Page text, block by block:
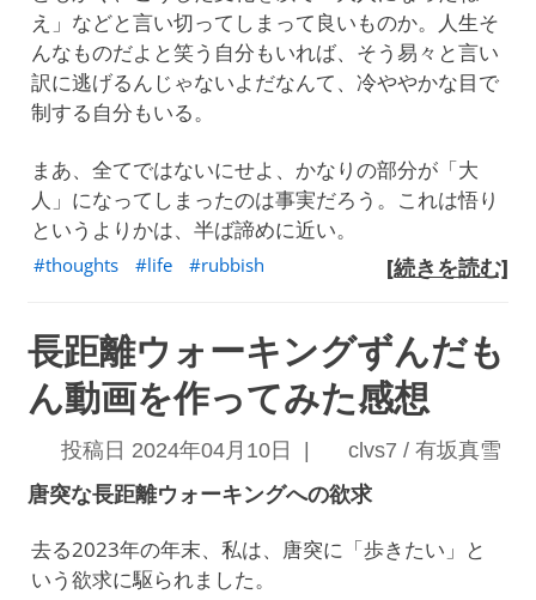
え」などと言い切ってしまって良いものか。人生そ
んなものだよと笑う自分もいれば、そう易々と言い
訳に逃げるんじゃないよだなんて、冷ややかな目で
制する自分もいる。
まあ、全てではないにせよ、かなりの部分が「大
人」になってしまったのは事実だろう。これは悟り
というよりかは、半ば諦めに近い。
[続きを読む]
thoughts life rubbish
長距離ウォーキングずんだも
ん動画を作ってみた感想
投稿日 2024年04月10日 | clvs7 / 有坂真雪
唐突な長距離ウォーキングへの欲求
去る2023年の年末、私は、唐突に「歩きたい」と
いう欲求に駆られました。